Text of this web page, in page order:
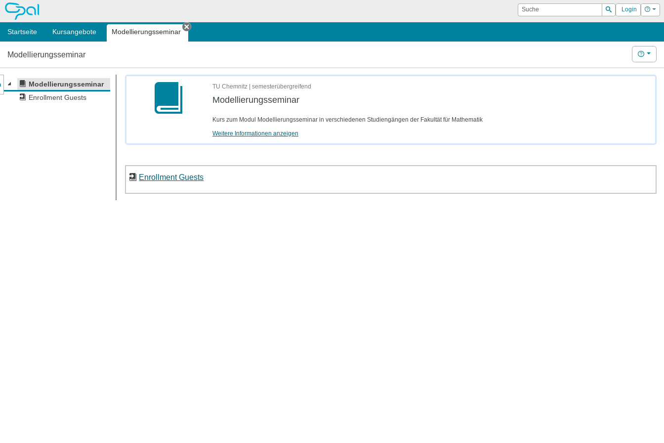
OPAL Suche
Suchen
Login Hilfe
Startseite Kursangebote Modellierungsseminar
Tab schließen
Modellierungsseminar Hilfe
Modellierungsseminar
Enrollment Guests
des Kursmenüs
TU Chemnitz | semesterübergreifend
Modellierungsseminar
Kurs zum Modul Modellierungsseminar in verschiedenen Studiengängen der Fakultät für Mathematik
Weitere Informationen anzeigen
Enrollment Guests